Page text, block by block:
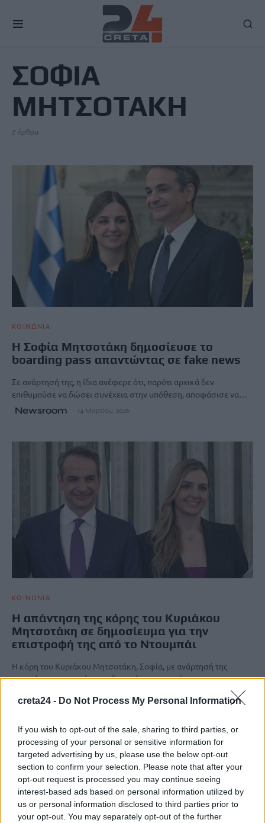
creta24 - Do Not Process My Personal Information
If you wish to opt-out of the sale, sharing to third parties, or
processing of your personal or sensitive information for
targeted advertising by us, please use the below opt-out
section to confirm your selection. Please note that after your
opt-out request is processed you may continue seeing
interest-based ads based on personal information utilized by
us or personal information disclosed to third parties prior to
your opt-out. You may separately opt-out of the further
ΣΟΦΙΑ
ΜΗΤΣΟΤΑΚΗ
2 άρθρα
ΚΟΙΝΩΝΙΑ
Η Σοφία Μητσοτάκη δημοσίευσε το
boarding pass απαντώντας σε fake news
Σε ανάρτησή της, η ίδια ανέφερε ότι, παρότι αρχικά δεν
επιθυμούσε να δώσει συνέχεια στην υπόθεση, αποφάσισε να…
Newsroom 14 Μαρτίου, 2026
ΚΟΙΝΩΝΙΑ
Η απάντηση της κόρης του Κυριάκου
Μητσοτάκη σε δημοσίευμα για την
επιστροφή της από το Ντουμπάι
Η κόρη του Κυριάκου Μητσοτάκη, Σοφία, με ανάρτησή της
απαντά αγανακτισμένη για δημοσίευμα σε σχέση με την
Newsroom
ΡΟΗ ΕΙΔΗΣΕΩΝ
Νέα ταυτότητα: Πού πρέπει να ενημερώσετε τα στοιχεία σας
μετά την έκδοσή της
6 Αυγούστου, 2026